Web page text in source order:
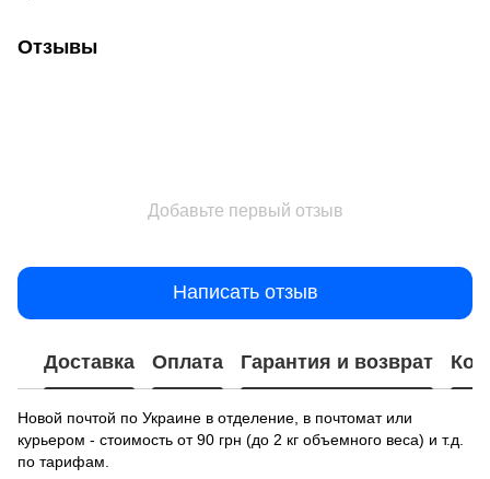
Отзывы
Добавьте первый отзыв
Написать отзыв
Доставка Оплата Гарантия и возврат
Новой почтой по Украине в отделение, в почтомат или
курьером - стоимость от 90 грн (до 2 кг объемного веса) и т.д.
по тарифам.